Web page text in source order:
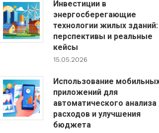
Инвестиции в
энергосберегающие
технологии жилых зданий:
перспективы и реальные
кейсы
15.05.2026
Использование
приложений для
автоматического анализа
расходов и улучшения
бюджета